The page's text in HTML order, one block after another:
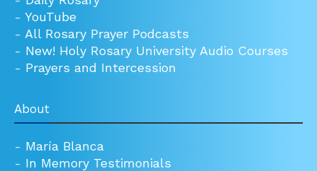
- YouTube
- All Rosary Prayer Podcasts
- New! Holy Rosary University Audio Courses
- Prayers and Intercession
About
- María Blanca
- In Memory Testimonials